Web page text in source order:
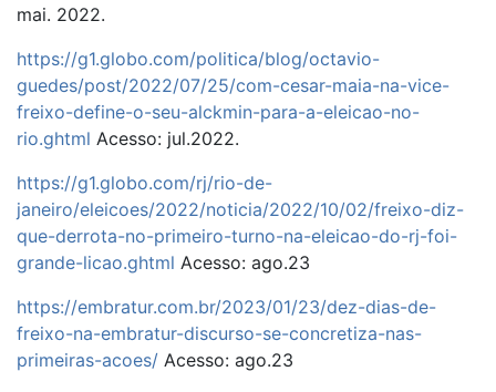
mai. 2022.
https://g1.globo.com/politica/blog/octavio-
guedes/post/2022/07/25/com-cesar-maia-na-vice-
freixo-define-o-seu-alckmin-para-a-eleicao-no-
rio.ghtml Acesso: jul.2022.
https://g1.globo.com/rj/rio-de-
janeiro/eleicoes/2022/noticia/2022/10/02/freixo-diz-
que-derrota-no-primeiro-turno-na-eleicao-do-rj-foi-
grande-licao.ghtml Acesso: ago.23
https://embratur.com.br/2023/01/23/dez-dias-de-
freixo-na-embratur-discurso-se-concretiza-nas-
primeiras-acoes/ Acesso: ago.23